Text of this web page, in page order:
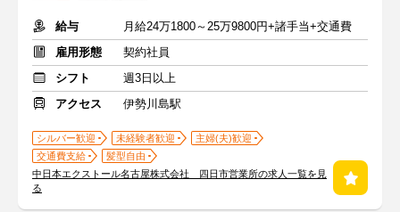
給与
月給24万1800～25万9800円+諸手当+交通費
雇用形態
契約社員
シフト
週3日以上
アクセス
伊勢川島駅
シルバー歓迎 未経験者歓迎
主婦(夫)歓迎
交通費支給
髪型自由
中日本エクストール名古屋株式会社 四日市営業所の求人一覧を見
る